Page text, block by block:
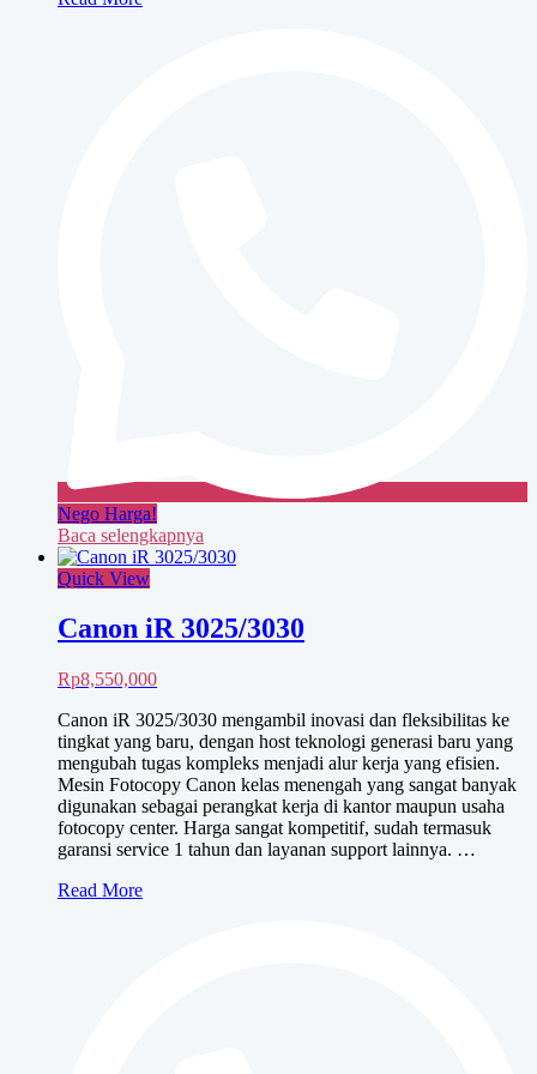
Nego Harga!
Baca selengkapnya
Quick View
Canon iR 3025/3030
Rp8,550,000
Canon iR 3025/3030 mengambil inovasi dan fleksibilitas ke
tingkat yang baru, dengan host teknologi generasi baru yang
mengubah tugas kompleks menjadi alur kerja yang efisien.
Mesin Fotocopy Canon kelas menengah yang sangat banyak
digunakan sebagai perangkat kerja di kantor maupun usaha
fotocopy center. Harga sangat kompetitif, sudah termasuk
garansi service 1 tahun dan layanan support lainnya. …
Canon
Read More